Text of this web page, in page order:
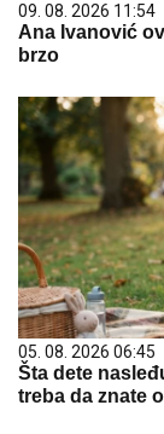
09. 08. 2026 11:54
Ana Ivanović
brzo
05. 08. 2026 06:45
Šta dete
treba da znate